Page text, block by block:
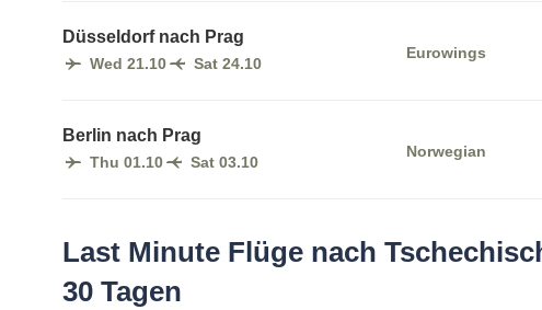
Düsseldorf nach Prag
Wed 21.10 Sat 24.10
Eurowings
Berlin nach Prag
Thu 01.10 Sat 03.10
Norwegian
Last Minute Flüge nach
30 Tagen